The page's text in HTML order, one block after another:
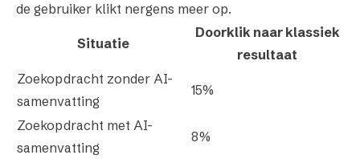
de gebruiker klikt nergens meer op.
Situatie
Doorklik naar klassiek
resultaat
Zoekopdracht zonder AI-
samenvatting
15%
Zoekopdracht met AI-
samenvatting
8%